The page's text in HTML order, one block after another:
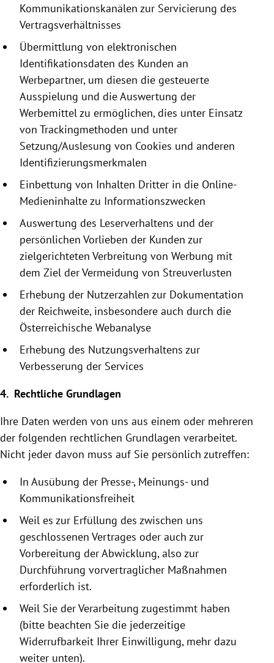
Kommunikationskanälen zur Servicierung des
Vertragsverhältnisses
Übermittlung von elektronischen
Identifikationsdaten des Kunden an
Werbepartner, um diesen die gesteuerte
Ausspielung und die Auswertung der
Werbemittel zu ermöglichen, dies unter Einsatz
von Trackingmethoden und unter
Setzung/Auslesung von Cookies und anderen
Identifizierungsmerkmalen
Einbettung von Inhalten Dritter in die Online-
Medieninhalte zu Informationszwecken
Auswertung des Leserverhaltens und der
persönlichen Vorlieben der Kunden zur
zielgerichteten Verbreitung von Werbung mit
dem Ziel der Vermeidung von Streuverlusten
Erhebung der Nutzerzahlen zur Dokumentation
der Reichweite, insbesondere auch durch die
Österreichische Webanalyse
Erhebung des Nutzungsverhaltens zur
Verbesserung der Services
4. Rechtliche Grundlagen
Ihre Daten werden von uns aus einem oder mehreren
der folgenden rechtlichen Grundlagen verarbeitet.
Nicht jeder davon muss auf Sie persönlich zutreffen:
In Ausübung der Presse-, Meinungs- und
Kommunikationsfreiheit
Weil es zur Erfüllung des zwischen uns
geschlossenen Vertrages oder auch zur
Vorbereitung der Abwicklung, also zur
Durchführung vor­vertraglicher Maßnahmen
erforderlich ist.
Weil Sie der Verarbeitung zugestimmt haben
(bitte beachten Sie die jeder­zeitige
Widerrufbarkeit Ihrer Einwilligung, mehr dazu
weiter unten).